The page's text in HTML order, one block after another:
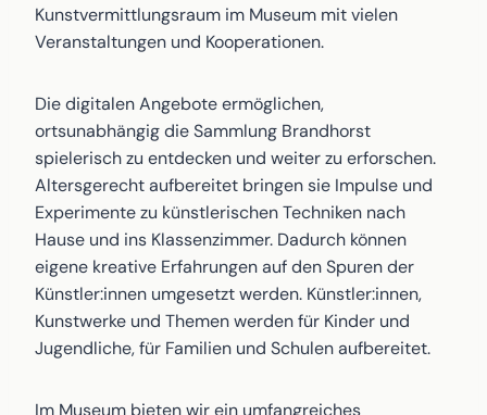
Kunstvermittlungsraum im Museum mit vielen
Veranstaltungen und Kooperationen.
Die digitalen Angebote ermöglichen,
ortsunabhängig die Sammlung Brandhorst
spielerisch zu entdecken und weiter zu erforschen.
Altersgerecht aufbereitet bringen sie Impulse und
Experimente zu künstlerischen Techniken nach
Hause und ins Klassenzimmer. Dadurch können
eigene kreative Erfahrungen auf den Spuren der
Künstler:innen umgesetzt werden. Künstler:innen,
Kunstwerke und Themen werden für Kinder und
Jugendliche, für Familien und Schulen aufbereitet.
Im Museum bieten wir ein umfangreiches